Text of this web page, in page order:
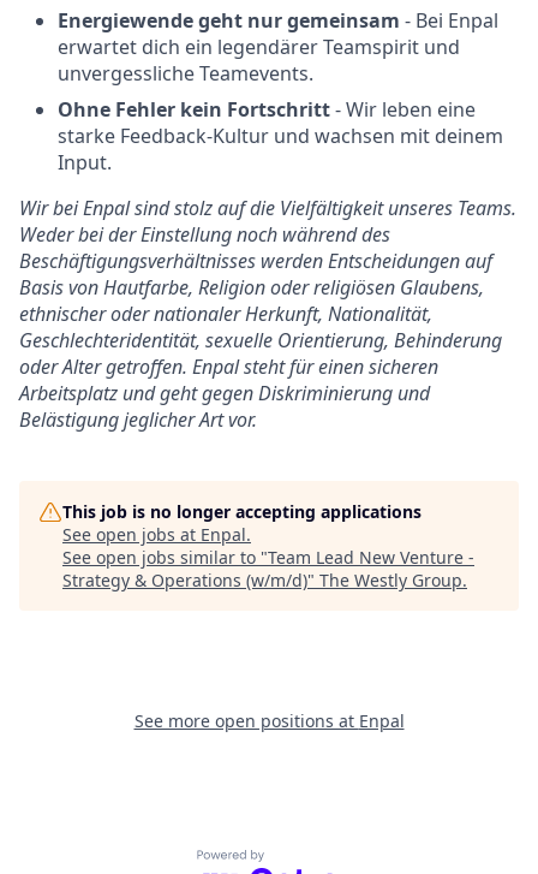
Energiewende geht nur gemeinsam - Bei Enpal
erwartet dich ein legendärer Teamspirit und
unvergessliche Teamevents.
Ohne Fehler kein Fortschritt- Wir leben eine
starke Feedback-Kultur und wachsen mit deinem
Input.
Wir bei Enpal sind stolz auf die Vielfältigkeit unseres Teams.
Weder bei der Einstellung noch während des
Beschäftigungsverhältnisses werden Entscheidungen auf
Basis von Hautfarbe, Religion oder religiösen Glaubens,
ethnischer oder nationaler Herkunft, Nationalität,
Geschlechteridentität, sexuelle Orientierung, Behinderung
oder Alter getroffen. Enpal steht für einen sicheren
Arbeitsplatz und geht gegen Diskriminierung und
Belästigung jeglicher Art vor.
This job is no longer accepting applications
See open jobs at Enpal.
See open jobs similar to "Team Lead New Venture -
Strategy & Operations (w/m/d)" The Westly Group.
See more open positions at Enpal
Powered by Getro.com